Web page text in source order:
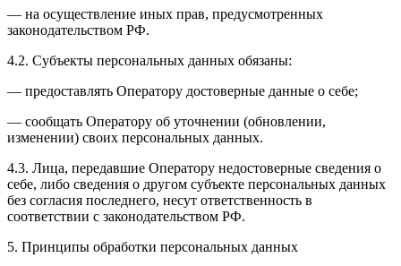
— на осуществление иных прав, предусмотренных
законодательством РФ.
4.2. Субъекты персональных данных обязаны:
— предоставлять Оператору достоверные данные о себе;
— сообщать Оператору об уточнении (обновлении,
изменении) своих персональных данных.
4.3. Лица, передавшие Оператору недостоверные сведения о
себе, либо сведения о другом субъекте персональных данных
без согласия последнего, несут ответственность в
соответствии с законодательством РФ.
5. Принципы обработки персональных данных